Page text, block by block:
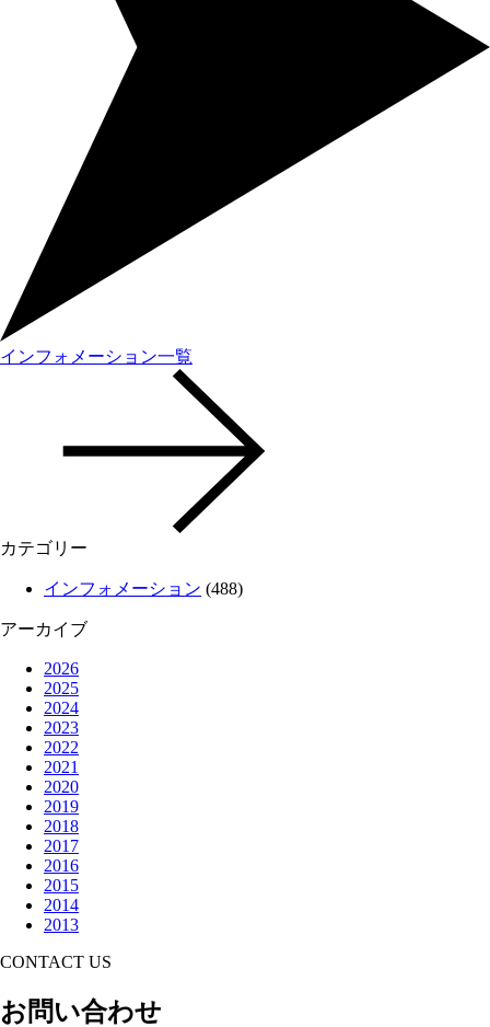
インフォメーション一覧
カテゴリー
インフォメーション (488)
アーカイブ
2026
2025
2024
2023
2022
2021
2020
2019
2018
2017
2016
2015
2014
2013
CONTACT US
お問い合わせ